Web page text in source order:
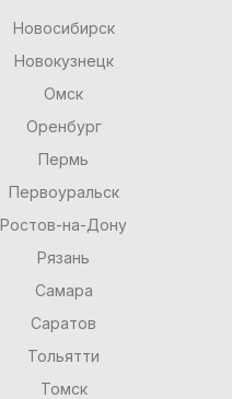
Новосибирск
Новокузнецк
Омск
Оренбург
Пермь
Первоуральск
Ростов-на-Дону
Рязань
Самара
Саратов
Тольятти
Томск